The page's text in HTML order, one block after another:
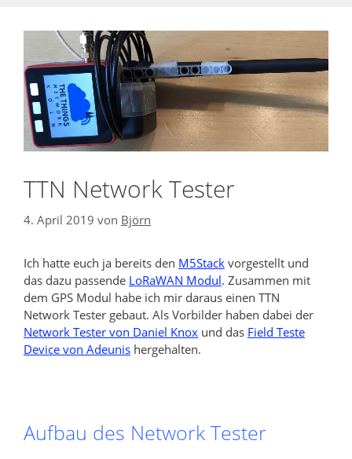
TTN Network Tester
4. April 2019 von Björn
Ich hatte euch ja bereits den M5Stack vorgestellt und
das dazu passende LoRaWAN Modul. Zusammen mit
dem GPS Modul habe ich mir daraus einen TTN
Network Tester gebaut. Als Vorbilder haben dabei der
Network Tester von Daniel Knox und das Field Teste
Device von Adeunis hergehalten.
Aufbau des Network Tester